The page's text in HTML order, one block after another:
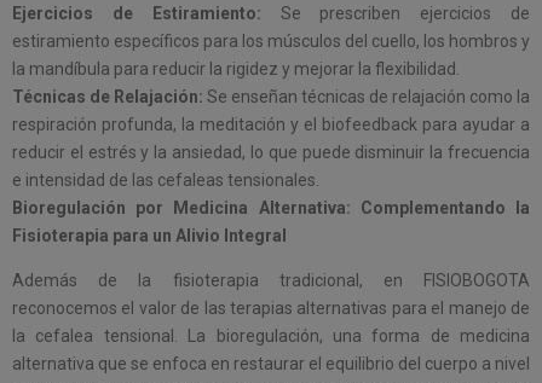
Ejercicios de Estiramiento: Se prescriben ejercicios de
estiramiento específicos para los músculos del cuello, los hombros y
la mandíbula para reducir la rigidez y mejorar la flexibilidad.
Técnicas de Relajación: Se enseñan técnicas de relajación como la
respiración profunda, la meditación y el biofeedback para ayudar a
reducir el estrés y la ansiedad, lo que puede disminuir la frecuencia
e intensidad de las cefaleas tensionales.
Bioregulación por Medicina Alternativa: Complementando la
Fisioterapia para un Alivio Integral
Además de la fisioterapia tradicional, en FISIOBOGOTA
reconocemos el valor de las terapias alternativas para el manejo de
la cefalea tensional. La bioregulación, una forma de medicina
alternativa que se enfoca en restaurar el equilibrio del cuerpo a nivel